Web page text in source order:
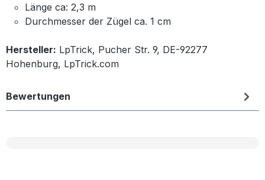
Länge ca: 2,3 m
Durchmesser der Zügel ca. 1 cm
Hersteller: LpTrick, Pucher Str. 9, DE-92277
Hohenburg, LpTrick.com
Bewertungen